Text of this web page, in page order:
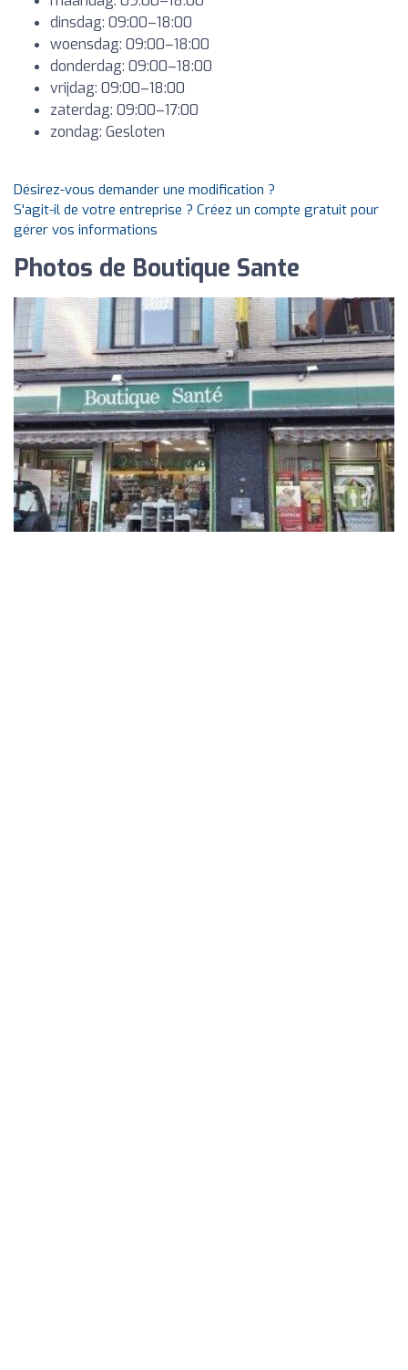
dinsdag: 09:00–18:00
woensdag: 09:00–18:00
donderdag: 09:00–18:00
vrijdag: 09:00–18:00
zaterdag: 09:00–17:00
zondag: Gesloten
Désirez-vous demander une modification ?
S'agit-il de votre entreprise ? Créez un compte gratuit pour
gérer vos informations
Photos de Boutique Sante